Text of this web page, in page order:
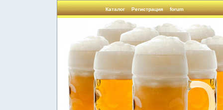
Каталог Регистрация forum